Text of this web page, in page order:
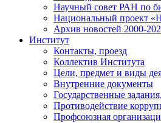
Научный совет РАН по
Национальный проект
Архив новостей 2000-
Институт
Контакты, проезд
Коллектив Института
Цели, предмет и виды
Внутренние документы
Государственные
Противодействие
Профсоюзная